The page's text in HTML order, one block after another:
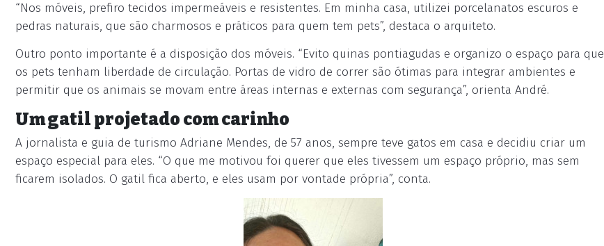
“Nos móveis, prefiro tecidos impermeáveis e resistentes. Em minha casa, utilizei porcelanatos escuros e
pedras naturais, que são charmosos e práticos para quem tem pets”, destaca o arquiteto.
Outro ponto importante é a disposição dos móveis. “Evito quinas pontiagudas e organizo o espaço para que
os pets tenham liberdade de circulação. Portas de vidro de correr são ótimas para integrar ambientes e
permitir que os animais se movam entre áreas internas e externas com segurança”, orienta André.
Um gatil projetado com carinho
A jornalista e guia de turismo Adriane Mendes, de 57 anos, sempre teve gatos em casa e decidiu criar um
espaço especial para eles. “O que me motivou foi querer que eles tivessem um espaço próprio, mas sem
ficarem isolados. O gatil fica aberto, e eles usam por vontade própria”, conta.